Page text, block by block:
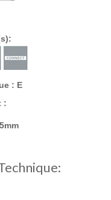
: E
: